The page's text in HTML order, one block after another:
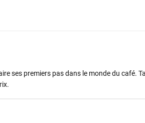
ses premiers pas dans le monde du café.